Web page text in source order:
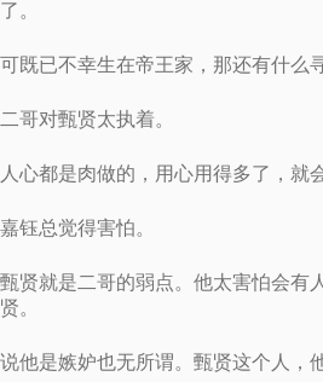
了。
可既已不幸生在帝王家，那还有什么
二哥对甄贤太执着。
人心都是肉做的，用心用得多了，就
嘉钰总觉得害怕。
甄贤就是二哥的弱点。他太害怕会有
贤。
说他是嫉妒也无所谓。甄贤这个人，